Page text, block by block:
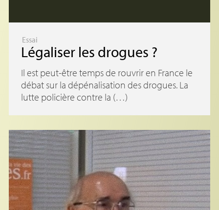
Essai
Légaliser les drogues ?
Il est peut-être temps de rouvrir en France le
débat sur la dépénalisation des drogues. La
lutte policière contre la (…)